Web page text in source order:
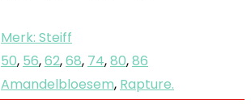
Merk: Steiff
50, 56,62,68, 74,80,86
Amandelbloesem, Rapture.